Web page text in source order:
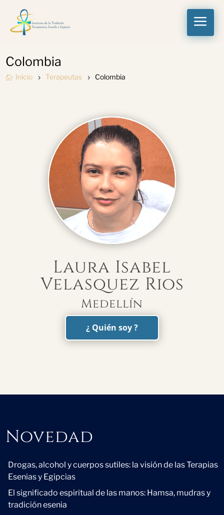
a
Colombia
Inicio Terapeutas Colombia
Laura Isabel
Velasquez Rios
Medellín
¿ Quién soy ?
Novedad
Drogas, alcohol y cuerpos sutiles: la visión de las Terapias
Esenias y Egipcias
El significado espiritual de las manos: Hamsa, mudras y
tradición esenia